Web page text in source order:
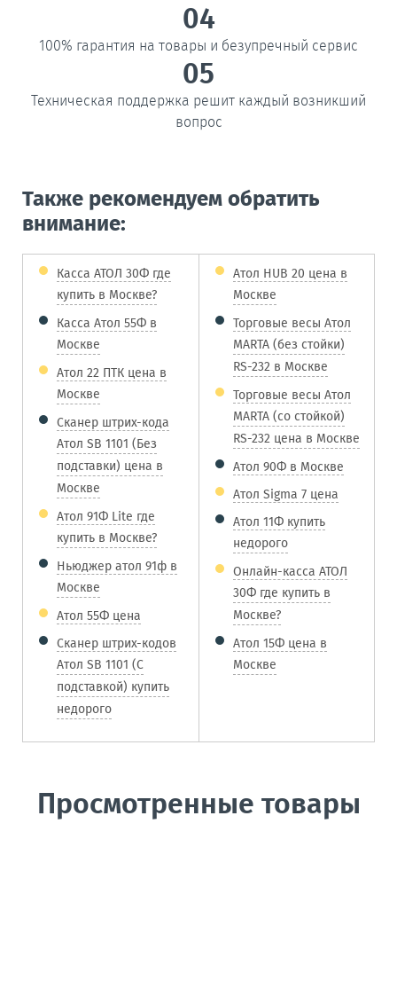
04
100% гарантия на товары и безупречный сервис
05
Техническая поддержка решит каждый возникший
вопрос
Также рекомендуем обратить
внимание:
Касса АТОЛ 30Ф где
купить в Москве?
Касса Атол 55Ф в
Москве
Атол 22 ПТК цена в
Москве
Сканер штрих-кода
Атол SB 1101 (Без
подставки) цена в
Москве
Атол 91Ф Lite где
купить в Москве?
Ньюджер атол 91ф в
Москве
Атол 55Ф цена
Сканер штрих-кодов
Атол SB 1101 (С
подставкой) купить
недорого
Атол HUB 20 цена в
Москве
Торговые весы Атол
MARTA (без стойки)
RS-232 в Москве
Торговые весы Атол
MARTA (со стойкой)
RS-232 цена в Москве
Атол 90Ф в Москве
Атол Sigma 7 цена
Атол 11Ф купить
недорого
Онлайн-касса АТОЛ
30Ф где купить в
Москве?
Атол 15Ф цена в
Москве
Просмотренные товары